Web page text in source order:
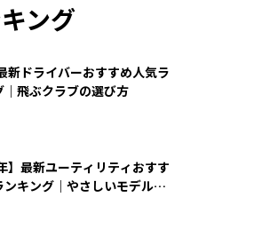
ング
新ドライバーおすすめ人気ラ
｜飛ぶクラブの選び方
】最新ユーティリティおすす
ンキング｜やさしいモデルの